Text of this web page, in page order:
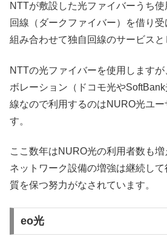
NTTが敷設した光ファイバーうち
回線（ダークファイバー）を借り
組み合わせて独自回線のサービスと
NTTの光ファイバーを使用します
ボレーション（ドコモ光や
線なので利用するのはNURO光ユー
す。
ここ数年はNURO光の利用者数も増
ネットワーク設備の増強は継続し
質を保つ努力がなされています。
eo光